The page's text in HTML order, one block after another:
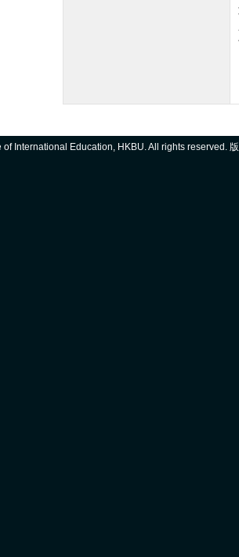
International Education, HKBU. All rights reserved.